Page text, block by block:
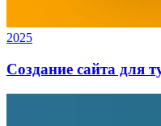
2025
Создание сайта для